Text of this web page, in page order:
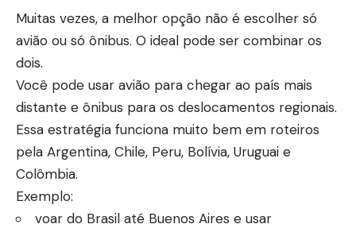
Muitas vezes, a melhor opção não é escolher só
avião ou só ônibus. O ideal pode ser combinar os
dois.
Você pode usar avião para chegar ao país mais
distante e ônibus para os deslocamentos regionais.
Essa estratégia funciona muito bem em roteiros
pela Argentina, Chile, Peru, Bolívia, Uruguai e
Colômbia.
Exemplo:
voar do Brasil até Buenos Aires e usar